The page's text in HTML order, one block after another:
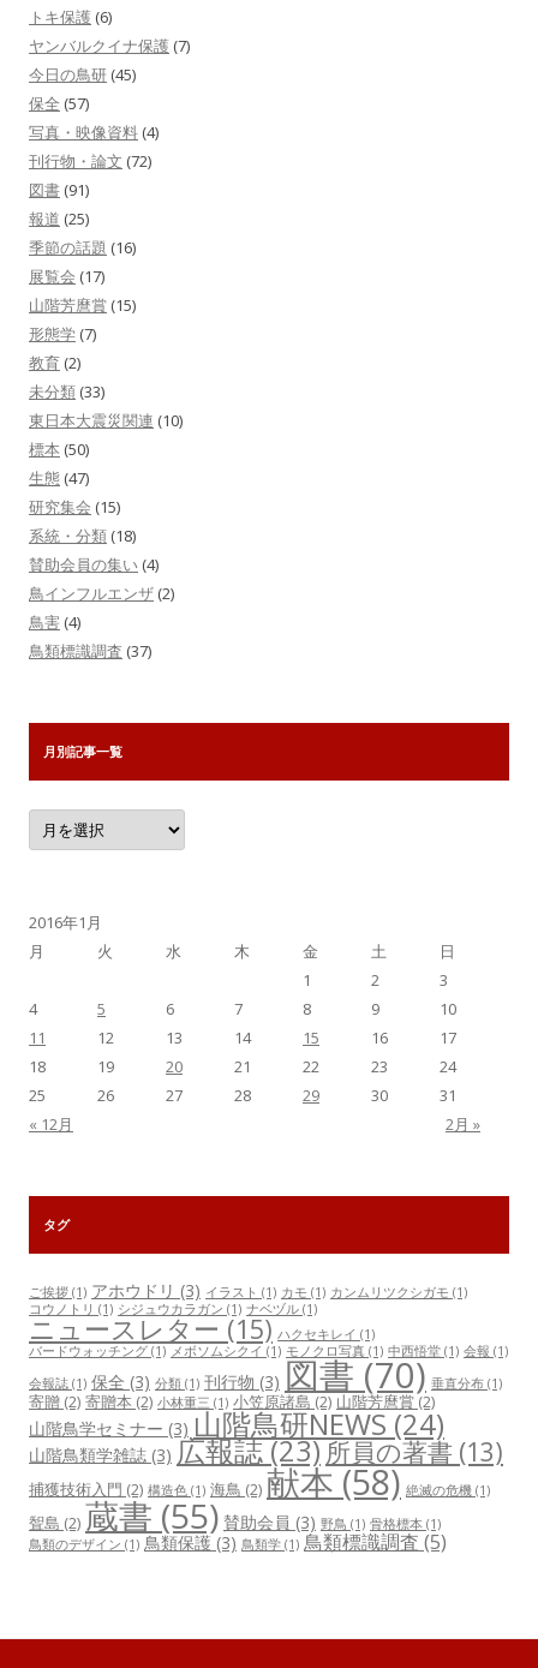
トキ保護 (6)
ヤンバルクイナ保護 (7)
今日の鳥研 (45)
保全 (57)
写真・映像資料 (4)
刊行物・論文 (72)
図書 (91)
報道 (25)
季節の話題 (16)
展覧会 (17)
山階芳麿賞 (15)
形態学 (7)
教育 (2)
未分類 (33)
東日本大震災関連 (10)
標本 (50)
生態 (47)
研究集会 (15)
系統・分類 (18)
賛助会員の集い (4)
鳥インフルエンザ (2)
鳥害 (4)
鳥類標識調査 (37)
月別記事一覧
月
別
記
2016年1月
月
火 水 木 金 土
日
1
2
3
4
5 6 7 8 9
10
11
12 13 14 15 16
17
18
19 20 21 22 23
24
25
26 27 28 29 30
31
« 12月
2月 »
タグ
ご挨拶 (1) アホウドリ (3) イラスト (1) カモ (1) カンムリツクシガモ (1)
コウノトリ (1) シジュウカラガン (1) ナベヅル (1)
ニュースレター (15) ハクセキレイ (1)
バードウォッチング (1) メボソムシクイ (1) モノクロ写真 (1) 中西悟堂 (1) 会報 (1)
会報誌 (1) 保全 (3) 分類 (1) 刊行物 (3) 図書(70) 垂直分布 (1)
寄贈 (2) 寄贈本 (2) 小林重三 (1) 小笠原諸島 (2) 山階芳麿賞(2)
山階鳥学セミナー (3) 山階鳥研NEWS(24)
山階鳥類学雑誌 (3) 広報誌(23) 所員の著書 (13)
捕獲技術入門 (2) 構造色 (1) 海鳥 (2) 献本(58) 絶滅の危機 (1)
聟島 (2) 蔵書 (55) 賛助会員 (3) 野鳥 (1) 骨格標本 (1)
鳥類のデザイン (1) 鳥類保護 (3) 鳥類学 (1) 鳥類標識調査 (5)